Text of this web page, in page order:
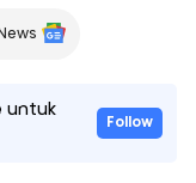
untuk
Follow